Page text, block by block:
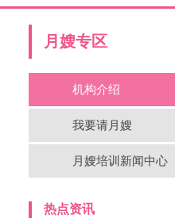
月嫂专区
机构介绍
我要请月嫂
月嫂培训新闻中心
热点资讯